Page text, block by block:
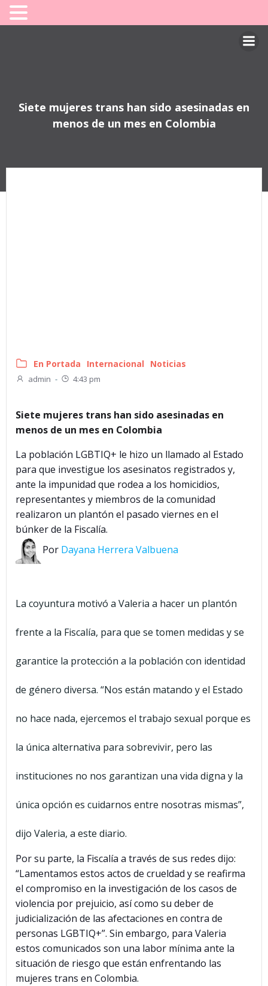
Siete mujeres trans han sido asesinadas en
menos de un mes en Colombia
En Portada Internacional Noticias
admin - 4:43 pm
Siete mujeres trans han sido asesinadas en
menos de un mes en Colombia
La población LGBTIQ+ le hizo un llamado al Estado
para que investigue los asesinatos registrados y,
ante la impunidad que rodea a los homicidios,
representantes y miembros de la comunidad
realizaron un plantón el pasado viernes en el
búnker de la Fiscalía.
Por Dayana Herrera Valbuena
La coyuntura motivó a Valeria a hacer un plantón
frente a la Fiscalía, para que se tomen medidas y se
garantice la protección a la población con identidad
de género diversa. “Nos están matando y el Estado
no hace nada, ejercemos el trabajo sexual porque es
la única alternativa para sobrevivir, pero las
instituciones no nos garantizan una vida digna y la
única opción es cuidarnos entre nosotras mismas”,
dijo Valeria, a este diario.
Por su parte, la Fiscalía a través de sus redes dijo:
“Lamentamos estos actos de crueldad y se reafirma
el compromiso en la investigación de los casos de
violencia por prejuicio, así como su deber de
judicialización de las afectaciones en contra de
personas LGBTIQ+”. Sin embargo, para Valeria
estos comunicados son una labor mínima ante la
situación de riesgo que están enfrentando las
mujeres trans en Colombia.